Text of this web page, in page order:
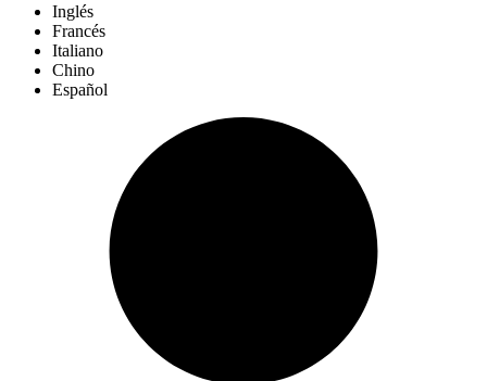
Inglés
Francés
Italiano
Chino
Español